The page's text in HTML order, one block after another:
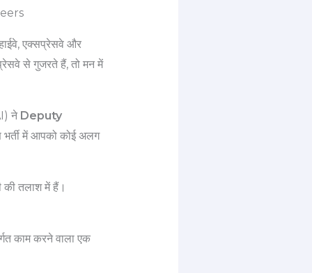
एक्सप्रेसवे और
से गुजरते हैं, तो मन में
ने Deputy
भर्ती में आपको कोई अलग
की तलाश में हैं।
काम करने वाला एक